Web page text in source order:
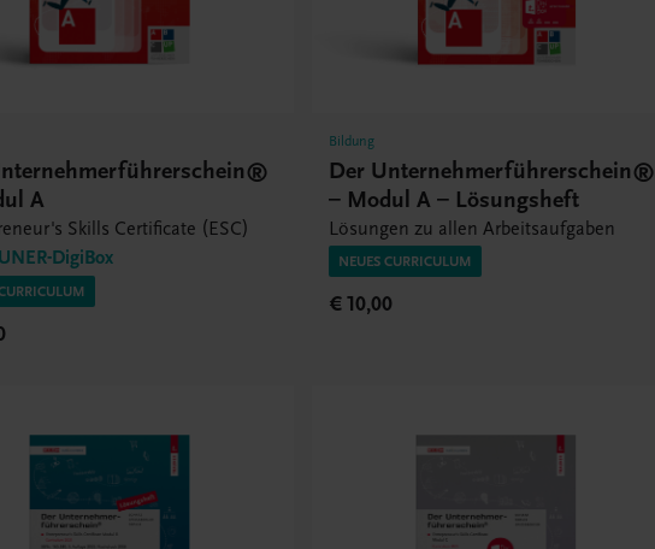
A
Skills Certificate (ESC)
DigiBox
Bildung
Der Unternehmerführerschein®
– Modul A – Lösungsheft
Lösungen zu allen Arbeitsaufgaben
NEUES CURRICULUM
€ 10,00